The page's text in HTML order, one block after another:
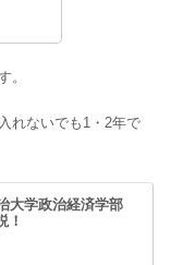
。
れないでも1・2年で
大学政治経済学部
！